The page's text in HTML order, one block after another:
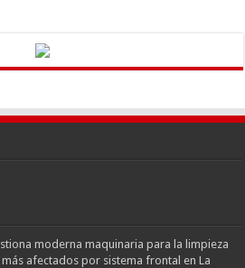
moderna maquinaria para la limpieza
afectados por sistema frontal en La